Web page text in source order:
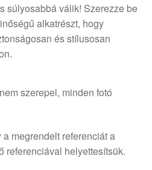
súlyosabbá válik! Szerezze be
alkatrészt, hogy
és stílusosan
szerepel, minden fotó
megrendelt referenciát a
referenciával helyettesítsük.